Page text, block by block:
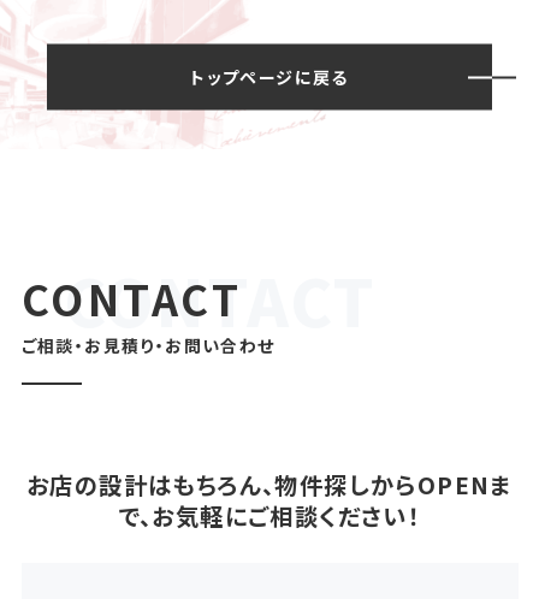
トップページに戻る
CONTACT
ご相談・お見積り・お問い合わせ
お店の設計はもちろん、物件探しからOPENま
で、お気軽にご相談ください！